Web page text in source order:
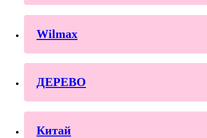
Wilmax
ДЕРЕВО
Китай